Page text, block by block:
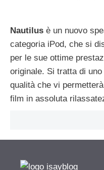
Nautilus è un nuovo
categoria iPod, che si
per le sue ottime
originale. Si tratta di
qualità che vi
film in assoluta